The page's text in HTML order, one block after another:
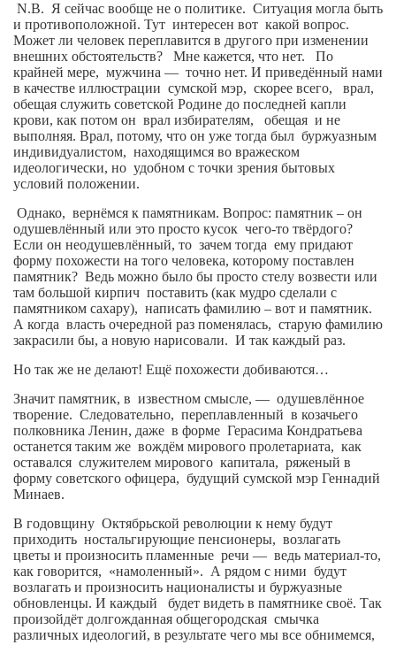
Ольга Козаченко
Оксана Скоробагатская
Александра Скорук
Евгений Полюхович
Ольга Чикина
Бизнес-партнёры
Врач психиатр–нарколог Анплеев А.Б.
Косметологическое отделение КП Сумская
городская клиническая больница №4
Оптика — Медтехника
Тенториум -центр независимых дистрибьюторов
«Винегрет» — демократичный ресторан
«ЧАЙ — КАВА» магазин — кафе
Магазины
«Книголюб» — супермаркет
Багетный двор
МАГАЗИН СТИХОВ НА ЗАКАЗ
«Павел» — магазин мужской одежды
N.B. Я сейчас вообще не о политике. Ситуация могла быть
и противоположной. Тут интересен вот какой вопрос.
Может ли человек переплавится в другого при изменении
внешних обстоятельств?
Мне кажется, что нет.
По
крайней мере, мужчина — точно нет. И приведённый нами
в качестве иллюстрации сумской мэр, скорее всего,
врал,
обещая служить советской Родине до последней капли
крови, как потом он врал избирателям, обещая и не
выполняя. Врал, потому, что он уже тогда был буржуазным
индивидуалистом, находящимся во вражеском
идеологически, но удобном с точки зрения бытовых
условий положении.
Однако, вернёмся к памятникам. Вопрос: памятник – он
одушевлённый или это просто кусок чего-то твёрдого?
Если он неодушевлённый, то зачем тогда ему придают
форму похожести на того человека, которому поставлен
памятник? Ведь можно было бы просто стелу возвести или
там большой кирпич поставить (как мудро сделали с
памятником сахару), написать фамилию – вот и памятник.
А когда власть очередной раз поменялась, старую фамилию
закрасили бы, а новую нарисовали. И так каждый раз.
Но так же не делают! Ещё похожести добиваются…
Значит памятник, в известном смысле, — одушевлённое
творение. Следовательно, переплавленный в козачьего
полковника Ленин, даже в форме Герасима Кондратьева
останется таким же вождём мирового пролетариата, как
оставался служителем мирового капитала, ряженый в
форму советского офицера, будущий сумской мэр Геннадий
Минаев.
В годовщину Октябрьской революции к нему будут
приходить ностальгирующие пенсионеры, возлагать
цветы и произносить пламенные речи — ведь материал-то,
как говорится, «намоленный». А рядом с ними будут
возлагать и произносить националисты и буржуазные
обновленцы. И каждый
будет видеть в памятнике своё. Так
произойдёт долгожданная общегородская смычка
различных идеологий, в результате чего мы все обнимемся,